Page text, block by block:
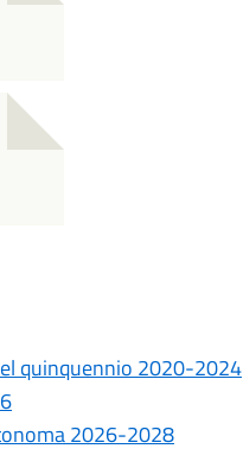
quinquennio 2020-2024
2026-2028